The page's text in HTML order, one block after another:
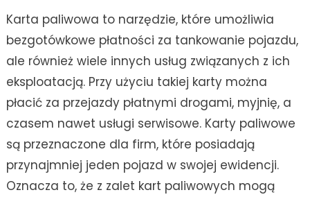
Karta paliwowa to narzędzie, które umożliwia
bezgotówkowe płatności za tankowanie pojazdu,
ale również wiele innych usług związanych z ich
eksploatacją. Przy użyciu takiej karty można
płacić za przejazdy płatnymi drogami, myjnię, a
czasem nawet usługi serwisowe. Karty paliwowe
są przeznaczone dla firm, które posiadają
przynajmniej jeden pojazd w swojej ewidencji.
Oznacza to, że z zalet kart paliwowych mogą